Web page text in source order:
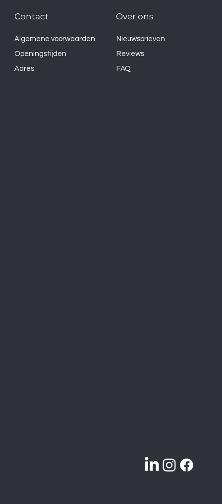
Over ons
Nieuwsbrieven
Reviews
FAQ
Contact
Algemene voorwaarden
Openingstijden
Adres